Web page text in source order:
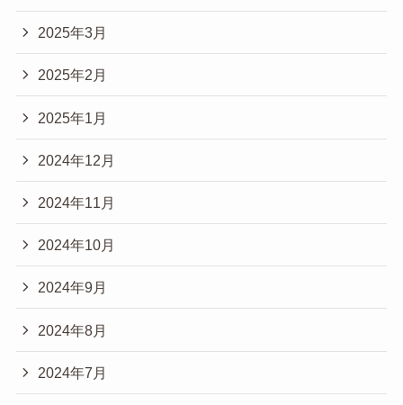
2025年3月
2025年2月
2025年1月
2024年12月
2024年11月
2024年10月
2024年9月
2024年8月
2024年7月